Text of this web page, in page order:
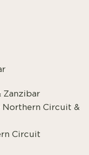
Zanzibar
Northern Circuit &
Circuit